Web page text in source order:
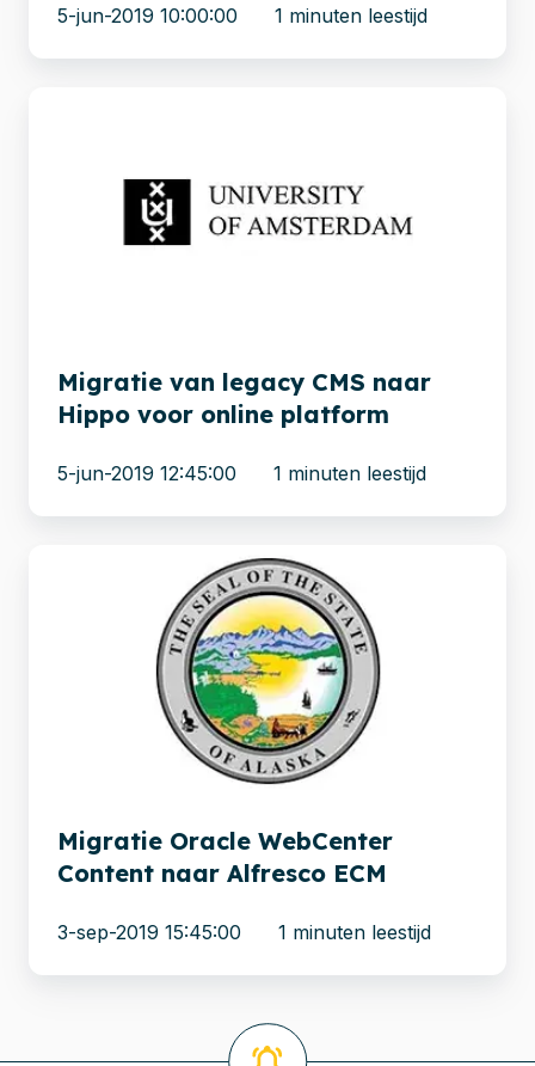
5-jun-2019 10:00:00 1 minuten leestijd
platform
Migratie van legacy CMS naar
Hippo voor online platform
5-jun-2019 12:45:00 1 minuten leestijd
Migratie Oracle WebCenter
Content naar Alfresco ECM
3-sep-2019 15:45:00 1 minuten leestijd